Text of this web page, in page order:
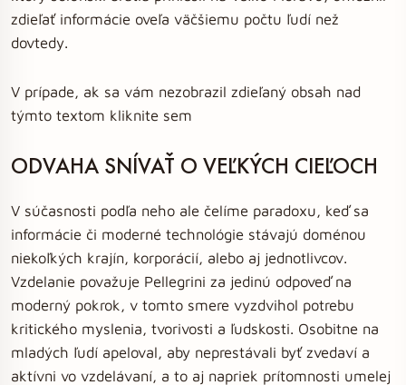
zdieľať informácie oveľa väčšiemu počtu ľudí než
dovtedy.
V prípade, ak sa vám nezobrazil zdieľaný obsah nad
týmto textom kliknite sem
ODVAHA SNÍVAŤ O VEĽKÝCH CIEĽOCH
V súčasnosti podľa neho ale čelíme paradoxu, keď sa
informácie či moderné technológie stávajú doménou
niekoľkých krajín, korporácií, alebo aj jednotlivcov.
Vzdelanie považuje Pellegrini za jedinú odpoveď na
moderný pokrok, v tomto smere vyzdvihol potrebu
kritického myslenia, tvorivosti a ľudskosti. Osobitne na
mladých ľudí apeloval, aby neprestávali byť zvedaví a
aktívni vo vzdelávaní, a to aj napriek prítomnosti umelej